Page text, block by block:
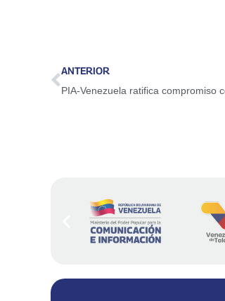
ANTERIOR
PIA-Venezuela ratifica compromiso